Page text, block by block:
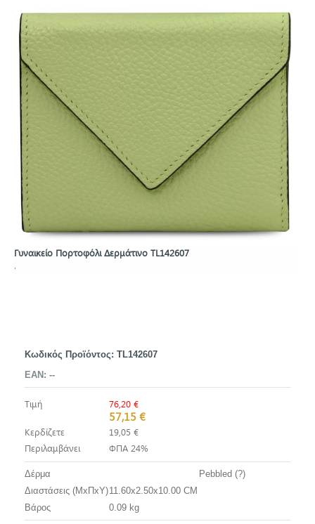
Γυναικείο Πορτοφόλι Δερμάτινο TL142607
.
Κωδικός Προϊόντος: TL142607
EAN: --
Τιμή 76,20 €
57,15 €
Κερδίζετε
19,05 €
Περιλαμβάνει
ΦΠΑ 24%
Δέρμα
Pebbled (?)
Διαστάσεις (ΜxΠxΥ)11.60x2.50x10.00 CM
Βάρος
0.09 kg